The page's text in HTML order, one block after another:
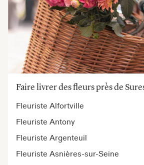
Faire livrer des fleurs près de
Fleuriste Alfortville
Fleuriste Antony
Fleuriste Argenteuil
Fleuriste Asnières-sur-Seine